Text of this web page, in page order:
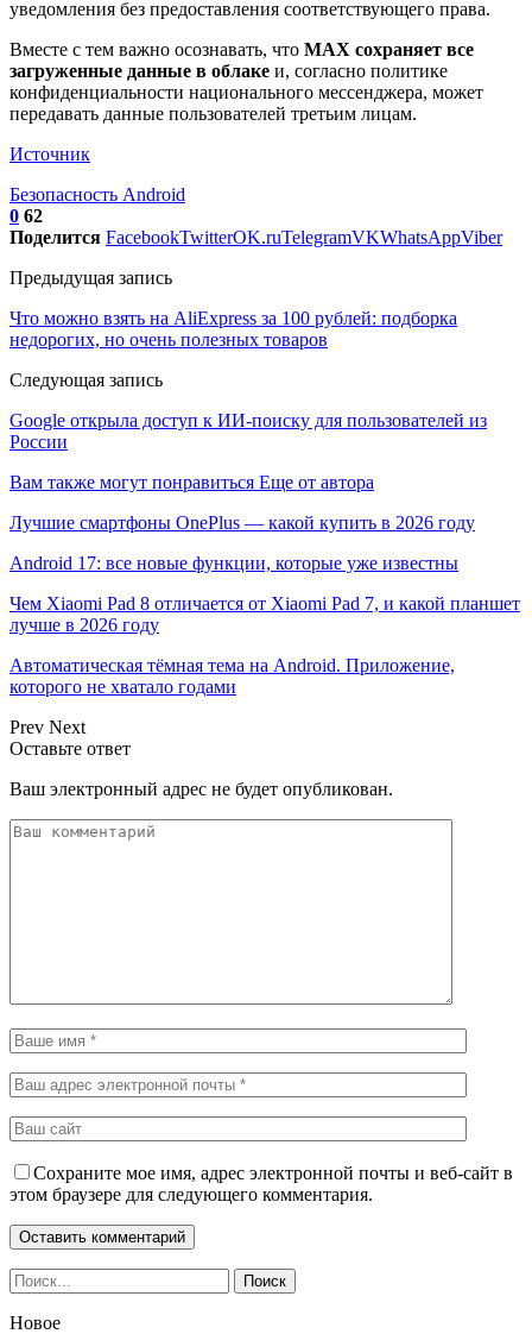
уведомления без предоставления соответствующего права.
Вместе с тем важно осознавать, что MAX сохраняет все
загруженные данные в облаке и, согласно политике
конфиденциальности национального мессенджера, может
передавать данные пользователей третьим лицам.
Источник
Безопасность Android
0 62
Поделится FacebookTwitterOK.ruTelegramVKWhatsAppViber
Предыдущая запись
Что можно взять на AliExpress за 100 рублей: подборка
недорогих, но очень полезных товаров
Следующая запись
Google открыла доступ к ИИ-поиску для пользователей из
России
Вам также могут понравиться Еще от автора
Лучшие смартфоны OnePlus — какой купить в 2026 году
Android 17: все новые функции, которые уже известны
Чем Xiaomi Pad 8 отличается от Xiaomi Pad 7, и какой планшет
лучше в 2026 году
Автоматическая тёмная тема на Android. Приложение,
которого не хватало годами
Prev Next
Оставьте ответ
Ваш электронный адрес не будет опубликован.
Сохраните мое имя, адрес электронной почты и веб-сайт в
этом браузере для следующего комментария.
Новое